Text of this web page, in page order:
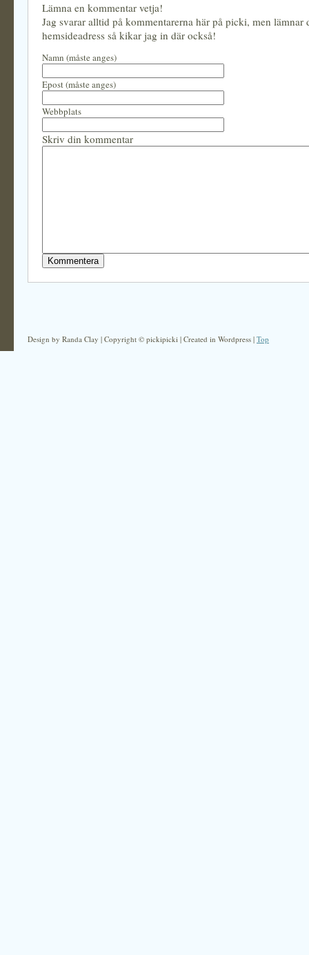
Lämna en kommentar vetja!
Jag svarar alltid på kommentarerna här på picki, men lämnar
hemsideadress så kikar jag in där också!
Namn (måste anges)
Epost (måste anges)
Webbplats
Skriv din kommentar
Design by Randa Clay | Copyright © pickipicki | Created in Wordpress | Top